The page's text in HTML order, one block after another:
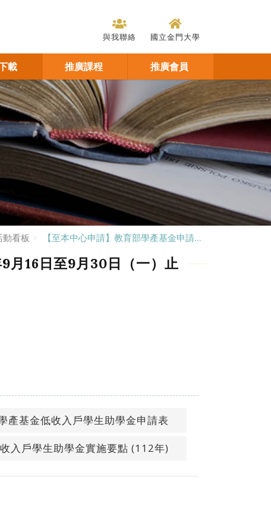
與我聯絡 國立金門大學
載 推廣課程 推廣會員
動看板 【至本中心申請】教育部學產基金申請...
月16日至9月30日（一）止
產基金低收入戶學生助學金申請表
入戶學生助學金實施要點 (112年)